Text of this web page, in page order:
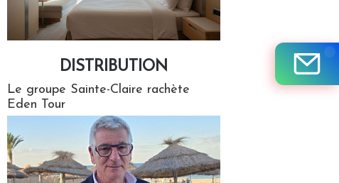
DISTRIBUTION
Le groupe Sainte-Claire rachète
Eden Tour